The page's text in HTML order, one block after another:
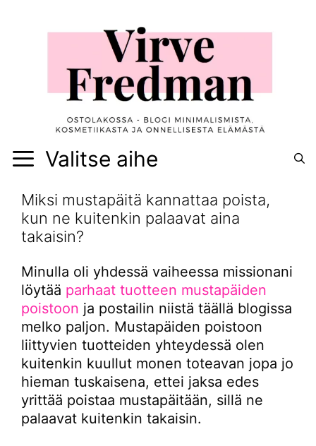
Valitse aihe
Miksi mustapäitä kannattaa poista,
kun ne kuitenkin palaavat aina
takaisin?
Minulla oli yhdessä vaiheessa missionani
löytää parhaat tuotteen mustapäiden
poistoon ja postailin niistä täällä blogissa
melko paljon. Mustapäiden poistoon
liittyvien tuotteiden yhteydessä olen
kuitenkin kuullut monen toteavan jopa jo
hieman tuskaisena, ettei jaksa edes
yrittää poistaa mustapäitään, sillä ne
palaavat kuitenkin takaisin.